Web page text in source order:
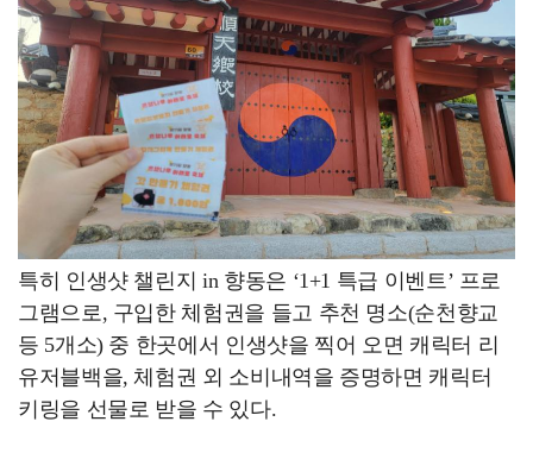
특히 인생샷 챌린지 in 향동은 ‘1+1 특급 이벤트’ 프로
그램으로, 구입한 체험권을 들고 추천 명소(순천향교
등 5개소) 중 한곳에서 인생샷을 찍어 오면 캐릭터 리
유저블백을, 체험권 외 소비내역을 증명하면 캐릭터
키링을 선물로 받을 수 있다.